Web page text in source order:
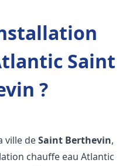
Saint
?
ville deSaint Berthevin,
chauffe eau Atlantic